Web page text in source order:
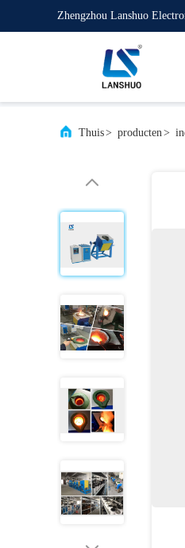
Zhengzhou Lanshuo
Thuis> producten>